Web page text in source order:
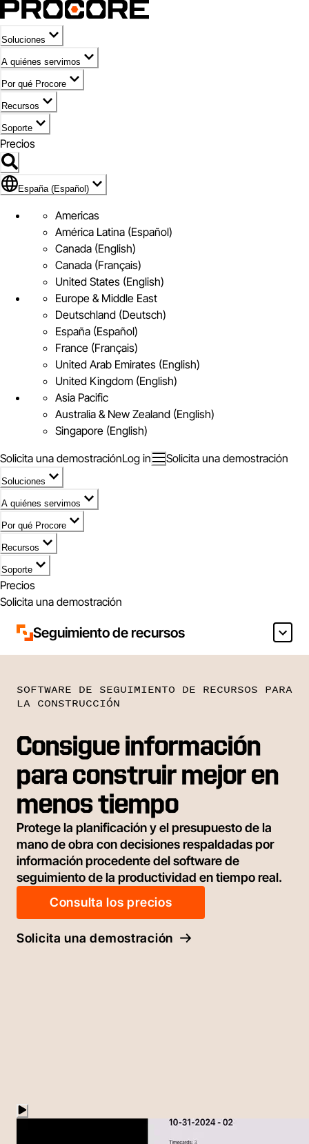
Soluciones
A quiénes servimos
Por qué Procore
Recursos
Soporte
Precios
Icono de marca de España (Español)
España (Español)
Americas
América Latina (Español)
Canada (English)
Canada (Français)
United States (English)
Europe & Middle East
Deutschland (Deutsch)
España (Español)
France (Français)
United Arab Emirates (English)
United Kingdom (English)
Asia Pacific
Australia & New Zealand (English)
Singapore (English)
Solicita una demostraciónLog in Solicita una demostración
Soluciones
A quiénes servimos
Por qué Procore
Recursos
Soporte
Precios
Solicita una demostración
Seguimiento de recursos
SOFTWARE DE SEGUIMIENTO DE RECURSOS PARA
LA CONSTRUCCIÓN
Consigue información
para construir mejor en
menos tiempo
Protege la planificación y el presupuesto de la
mano de obra con decisiones respaldadas por
información procedente del software de
seguimiento de la productividad en tiempo real.
Consulta los precios
Solicita una demostración